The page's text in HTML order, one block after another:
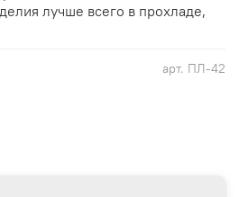
арт. ПЛ-42
лучше всего в прохладе,